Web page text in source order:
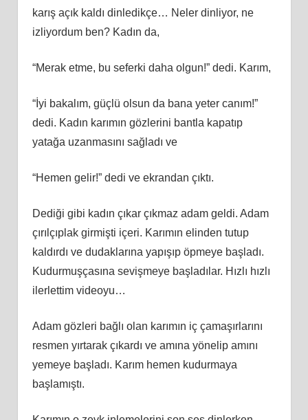
karış açık kaldı dinledikçe… Neler dinliyor, ne
izliyordum ben? Kadın da,
“Merak etme, bu seferki daha olgun!” dedi. Karım,
“İyi bakalım, güçlü olsun da bana yeter canım!”
dedi. Kadın karımın gözlerini bantla kapatıp
yatağa uzanmasını sağladı ve
“Hemen gelir!” dedi ve ekrandan çıktı.
Dediği gibi kadın çıkar çıkmaz adam geldi. Adam
çırılçıplak girmişti içeri. Karımın elinden tutup
kaldırdı ve dudaklarına yapışıp öpmeye başladı.
Kudurmuşçasına sevişmeye başladılar. Hızlı hızlı
ilerlettim videoyu…
Adam gözleri bağlı olan karımın iç çamaşırlarını
resmen yırtarak çıkardı ve amına yönelip amını
yemeye başladı. Karım hemen kudurmaya
başlamıştı.